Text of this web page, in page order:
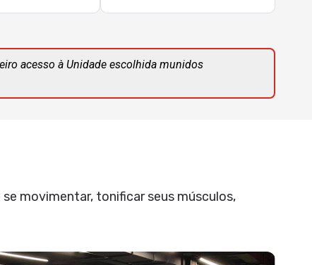
acesso à Unidade escolhida munidos
movimentar, tonificar seus músculos,